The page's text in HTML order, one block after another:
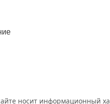
носит информационный